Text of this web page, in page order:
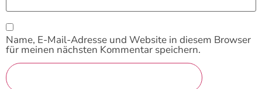
Name, E-Mail-Adresse und Website in diesem Browser
für meinen nächsten Kommentar speichern.